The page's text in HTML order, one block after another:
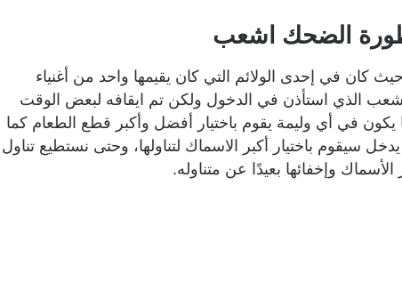
الضحك اشعب
في إحدى الولائم التي كان يقيمها واحد من أغنياء
الذي استأذن في الدخول ولكن تم ايقافه لبعض الوقت
في أي وليمة يقوم باختيار أفضل وأكبر قطع الطعام كما
سيقوم باختيار أكبر الاسماك لتناولها، وحتى نستطيع تناول
وإخفائها بعيدًا عن متناوله.